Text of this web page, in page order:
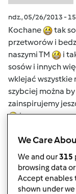
ndz., 05/26/2013 -
Kochane
tak
przetworów i
naszymi TM
i
sosów i innych
wklejać wszystkie
szybciej można
zainspirujemy
ja zaczynam
http://
http://
We Care
We and our315
browsing data
Accept enables
shown under